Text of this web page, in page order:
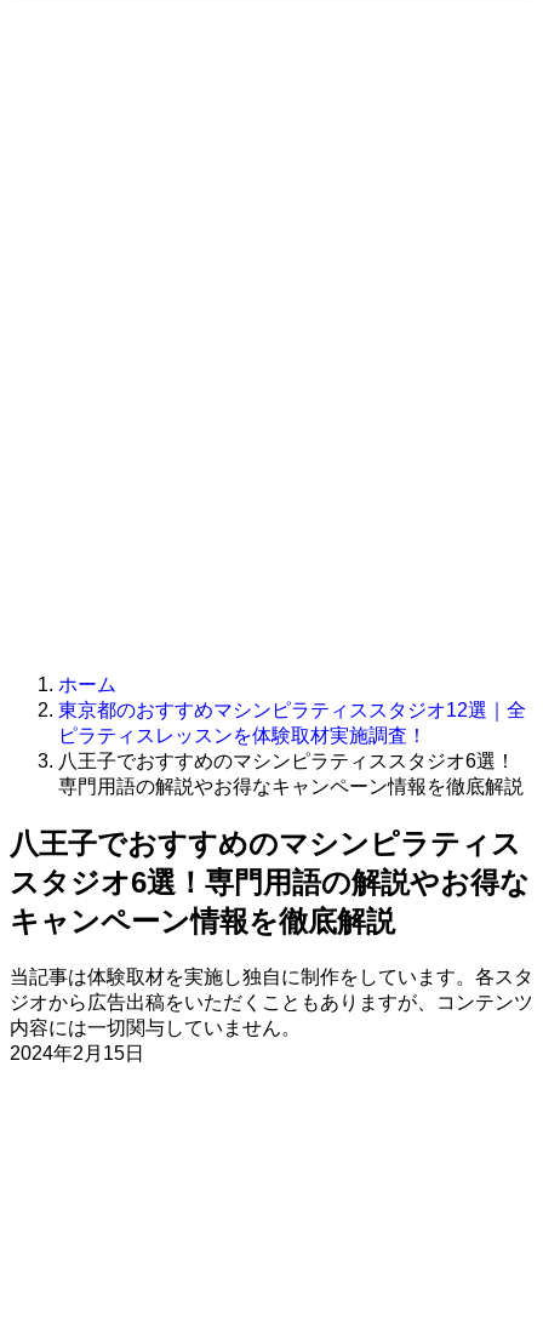
ホーム
東京都のおすすめマシンピラティススタジオ12選｜全
ピラティスレッスンを体験取材実施調査！
八王子でおすすめのマシンピラティススタジオ6選！
専門用語の解説やお得なキャンペーン情報を徹底解説
八王子でおすすめのマシンピラティス
スタジオ6選！専門用語の解説やお得な
キャンペーン情報を徹底解説
当記事は体験取材を実施し独自に制作をしています。各スタ
ジオから広告出稿をいただくこともありますが、コンテンツ
内容には一切関与していません。
2024年2月15日